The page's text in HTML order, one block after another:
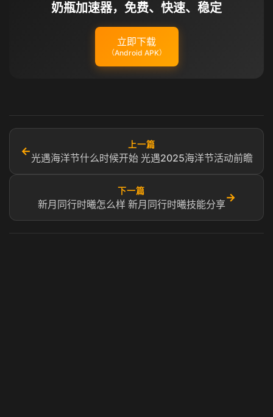
奶瓶加速器，免费、快速、稳定
立即下载
（Android APK）
←
上一篇
光遇海洋节什么时候开始​ 光遇2025海洋节活动前瞻​
下一篇
新月同行时曦怎么样 新月同行时曦技能分享
→